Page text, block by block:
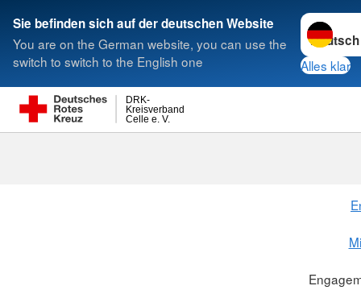
Sie befinden sich auf der deutschen Website
You are on the German website, you can use the
switch to switch to the English one
Sprache
Alles klar
Celle e. V.
Kreisverband
DRK-
Suche